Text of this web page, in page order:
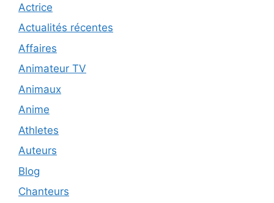
Actrice
Actualités récentes
Affaires
Animateur TV
Animaux
Anime
Athletes
Auteurs
Blog
Chanteurs